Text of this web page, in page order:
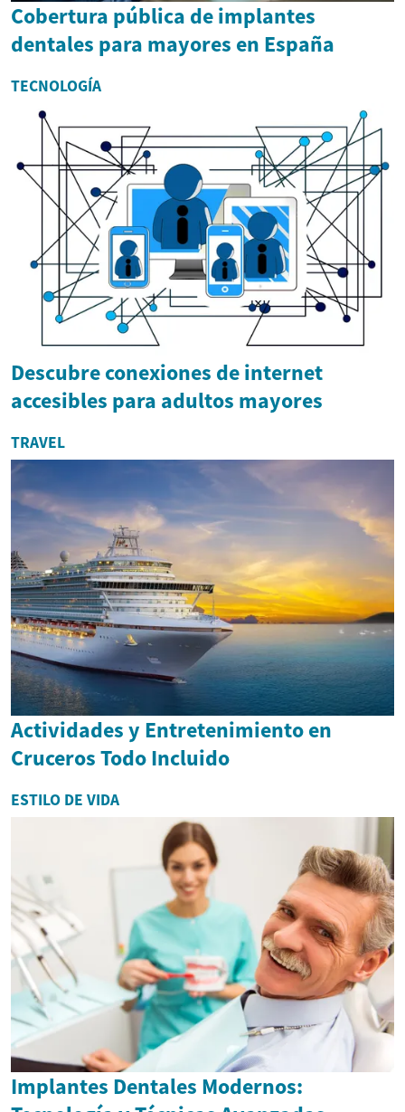
Cobertura pública de implantes
dentales para mayores en España
TECNOLOGÍA
Descubre conexiones de internet
accesibles para adultos mayores
TRAVEL
Actividades y Entretenimiento en
Cruceros Todo Incluido
ESTILO DE VIDA
Implantes Dentales Modernos: